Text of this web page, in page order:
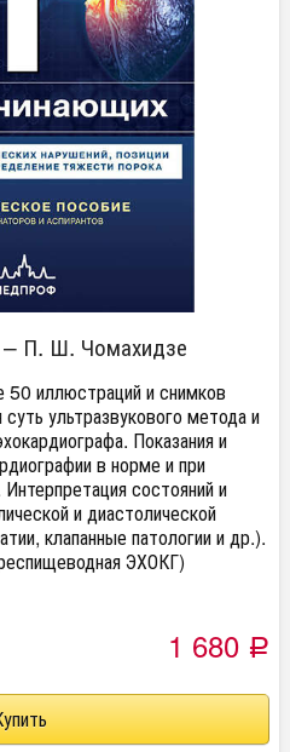
П. Ш. Чомахидзе
50 иллюстраций и снимков
ультразвукового метода и
Показания и
в норме и при
состояний и
и диастолической
клапанные патологии и др.).
ЭХОКГ)
1 680 Р